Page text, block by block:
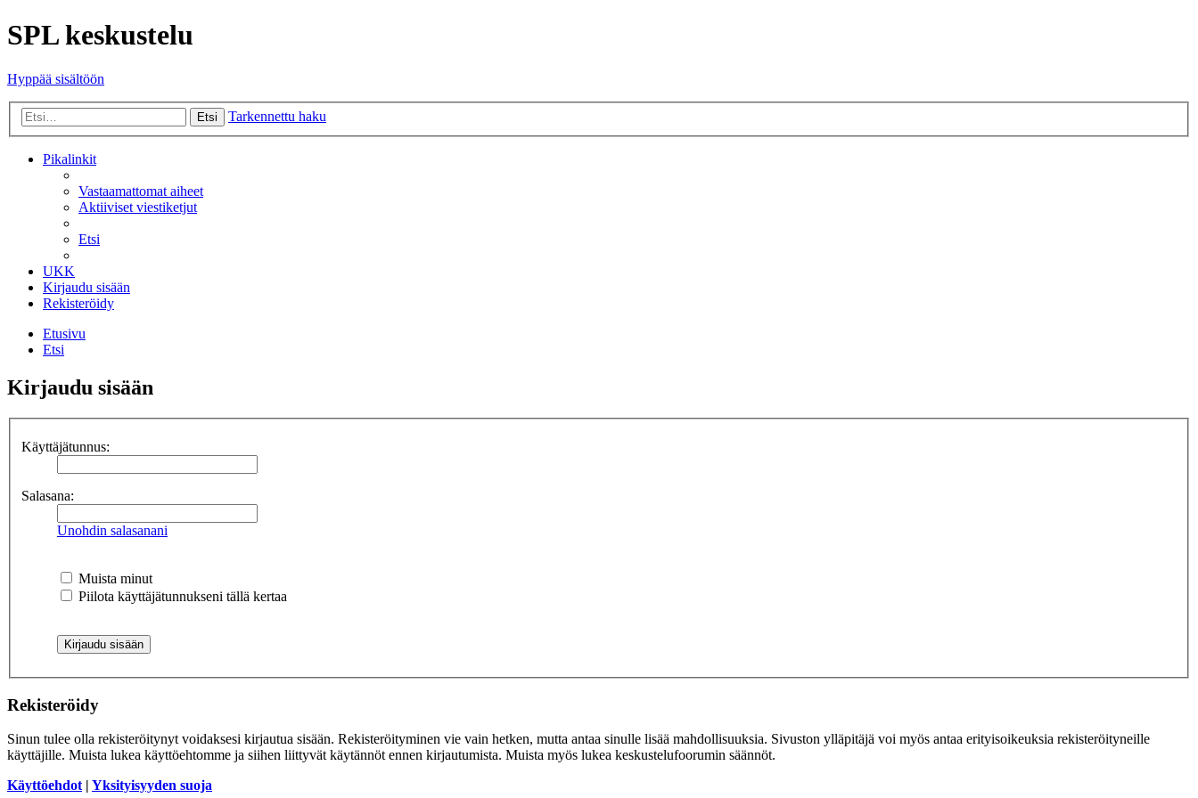
SPL keskustelu
Hyppää sisältöön
Etsi Tarkennettu haku
Pikalinkit
Vastaamattomat aiheet
Aktiiviset viestiketjut
Etsi
UKK
Kirjaudu sisään
Rekisteröidy
Etusivu
Etsi
Kirjaudu sisään
Käyttäjätunnus:
Salasana:
Unohdin salasanani
Muista minut
Piilota käyttäjätunnukseni tällä kertaa
Rekisteröidy
Sinun tulee olla rekisteröitynyt voidaksesi kirjautua sisään. Rekisteröityminen vie vain hetken, mutta antaa sinulle lisää mahdollisuuksia. Sivuston ylläpitäjä voi myös antaa erityisoikeuksia rekisteröityneille
käyttäjille. Muista lukea käyttöehtomme ja siihen liittyvät käytännöt ennen kirjautumista. Muista myös lukea keskustelufoorumin säännöt.
Käyttöehdot | Yksityisyyden suoja